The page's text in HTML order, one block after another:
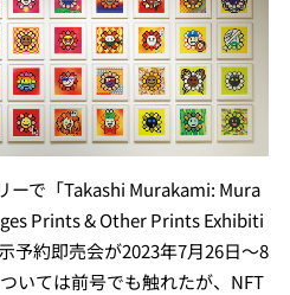
ーで「Takashi Murakami: Mura
Prints & Other Prints Exhibiti
予約即売会が2023年7月26日〜8
いては前号でも触れたが、NFT